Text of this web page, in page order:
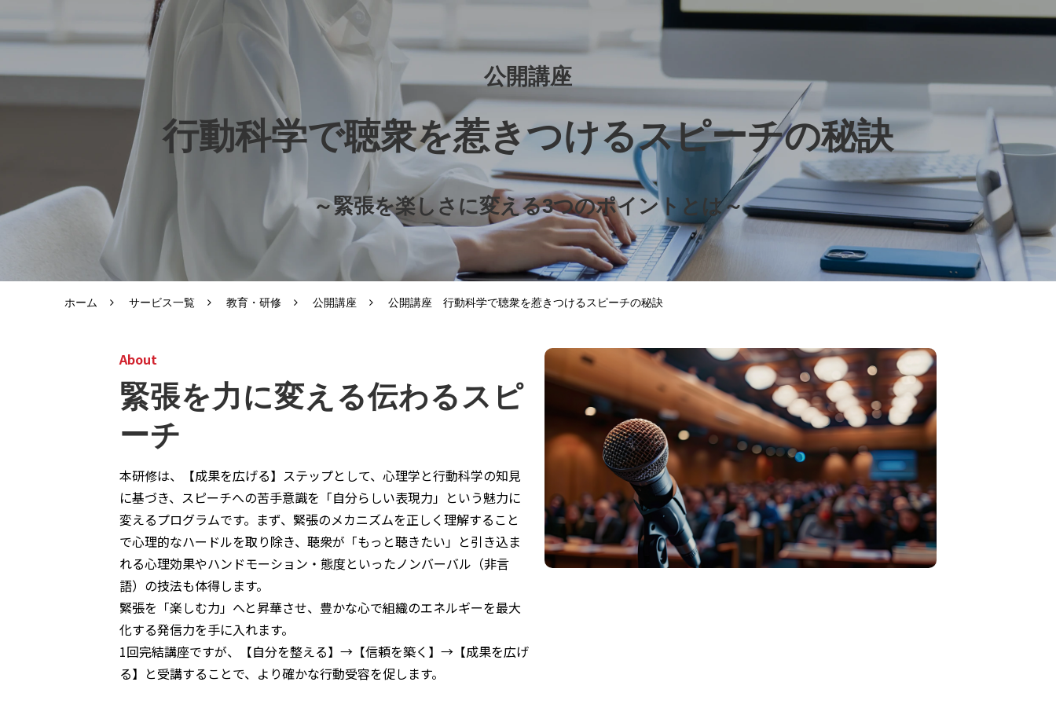
公開講座
行動科学で聴衆を惹きつけるスピーチの秘訣
～緊張を楽しさに変える3つのポイントとは～
ホーム サービス一覧 教育・研修 公開講座 公開講座 行動科学で聴衆を惹きつけるスピーチの秘訣
About
緊張を力に変える伝わるスピ
ーチ
本研修は、【成果を広げる】ステップとして、心理学と行動科学の知見
に基づき、スピーチへの苦手意識を「自分らしい表現力」という魅力に
変えるプログラムです。まず、緊張のメカニズムを正しく理解すること
で心理的なハードルを取り除き、聴衆が「もっと聴きたい」と引き込ま
れる心理効果やハンドモーション・態度といったノンバーバル（非言
語）の技法も体得します。
緊張を「楽しむ力」へと昇華させ、豊かな心で組織のエネルギーを最大
化する発信力を手に入れます。
1回完結講座ですが、【自分を整える】→【信頼を築く】→【成果を広げ
る】と受講することで、より確かな行動受容を促します。